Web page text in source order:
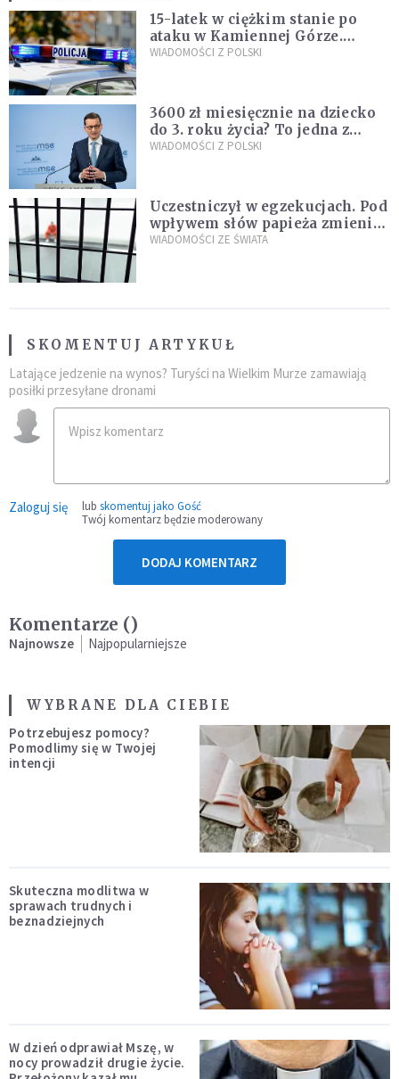
15-latek w ciężkim stanie po
ataku w Kamiennej Górze.
Policja zatrzymała dwóch
WIADOMOŚCI Z POLSKI
3600 zł miesięcznie na dziecko
do 3. roku życia? To jedna z
propozycji programu "Rozwój
WIADOMOŚCI Z POLSKI
Uczestniczył w egzekucjach. Pod
wpływem słów papieża zmienił
zdanie
WIADOMOŚCI ZE ŚWIATA
SKOMENTUJ ARTYKUŁ
Latające jedzenie na wynos? Turyści na Wielkim Murze zamawiają
posiłki przesyłane dronami
Zaloguj się lub skomentuj jako Gość
Twój komentarz będzie moderowany
DODAJ KOMENTARZ
Komentarze ()
Najnowsze Najpopularniejsze
WYBRANE DLA CIEBIE
Potrzebujesz pomocy?
Pomodlimy się w Twojej
intencji
Skuteczna modlitwa w
sprawach trudnych i
beznadziejnych
W dzień odprawiał Mszę, w
nocy prowadził drugie życie.